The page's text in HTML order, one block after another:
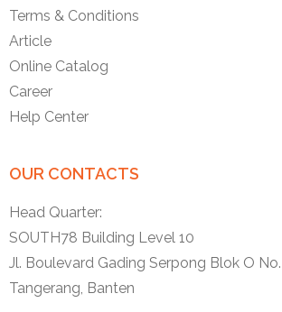
Terms & Conditions
Article
Online Catalog
Career
Help Center
OUR CONTACTS
Head Quarter:
SOUTH78 Building Level 10
Jl. Boulevard Gading Serpong Blok O
Tangerang, Banten